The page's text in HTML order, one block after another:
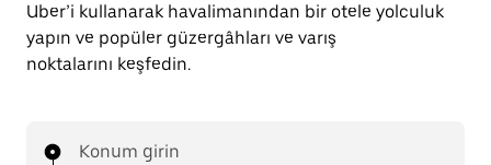
Uber’i kullanarak havalimanından bir otele yolculuk
yapın ve popüler güzergâhları ve varış
noktalarını keşfedin.
Konum girin